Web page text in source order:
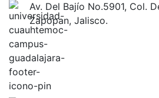
Av. Del Bajío No.5901, Col.
Zapopan, Jalisco.